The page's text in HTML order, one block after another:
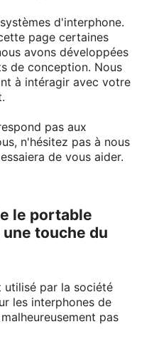
d'interphone.
page certaines
avons développées
de conception. Nous
à intéragir avec votre
pas aux
n'hésitez pas à nous
de vous aider.
le portable
touche du
utilisé par la société
les interphones de
pas